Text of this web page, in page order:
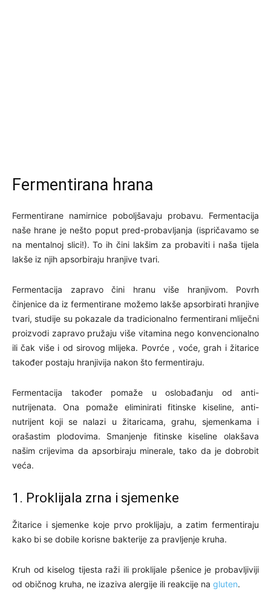
Fermentirana hrana
Fermentirane namirnice poboljšavaju probavu. Fermentacija
naše hrane je nešto poput pred-probavljanja (ispričavamo se
na mentalnoj slici!). To ih čini lakšim za probaviti i naša tijela
lakše iz njih apsorbiraju hranjive tvari.
Fermentacija zapravo čini hranu više hranjivom. Povrh
činjenice da iz fermentirane možemo lakše apsorbirati hranjive
tvari, studije su pokazale da tradicionalno fermentirani mliječni
proizvodi zapravo pružaju više vitamina nego konvencionalno
ili čak više i od sirovog mlijeka. Povrće , voće, grah i žitarice
također postaju hranjivija nakon što fermentiraju.
Fermentacija također pomaže u oslobađanju od anti-
nutrijenata. Ona pomaže eliminirati fitinske kiseline, anti-
nutrijent koji se nalazi u žitaricama, grahu, sjemenkama i
orašastim plodovima. Smanjenje fitinske kiseline olakšava
našim crijevima da apsorbiraju minerale, tako da je dobrobit
veća.
1. Proklijala zrna i sjemenke
Žitarice i sjemenke koje prvo proklijaju, a zatim fermentiraju
kako bi se dobile korisne bakterije za pravljenje kruha.
Kruh od kiselog tijesta raži ili proklijale pšenice je probavljiviji
od običnog kruha, ne izaziva alergije ili reakcije na gluten.